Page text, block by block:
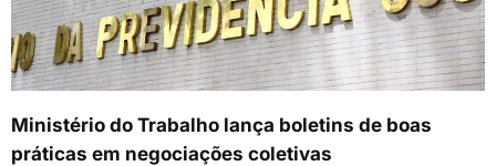
Ministério do Trabalho lança boletins de boas
práticas em negociações coletivas